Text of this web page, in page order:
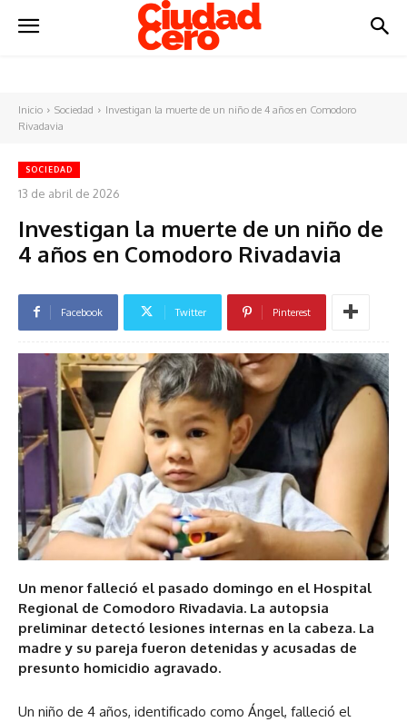
Inicio Sociedad
Investigan la muerte de un niño de 4 años en Comodoro
Rivadavia
SOCIEDAD
13 de abril de 2026
Investigan la muerte de un niño de
4 años en Comodoro Rivadavia
Facebook Twitter Pinterest
Un menor falleció el pasado domingo en el Hospital
Regional de Comodoro Rivadavia. La autopsia
preliminar detectó lesiones internas en la cabeza. La
madre y su pareja fueron detenidas y acusadas de
presunto homicidio agravado.
Un niño de 4 años, identificado como Ángel, falleció el